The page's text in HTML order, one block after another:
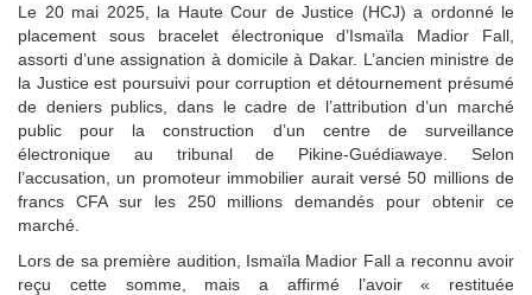
Le 20 mai 2025, la Haute Cour de Justice (HCJ) a ordonné le
placement sous bracelet électronique d’Ismaïla Madior Fall,
assorti d’une assignation à domicile à Dakar. L’ancien ministre de
la Justice est poursuivi pour corruption et détournement présumé
de deniers publics, dans le cadre de l’attribution d’un marché
public pour la construction d’un centre de surveillance
électronique au tribunal de Pikine‑Guédiawaye. Selon
l’accusation, un promoteur immobilier aurait versé 50 millions de
francs CFA sur les 250 millions demandés pour obtenir ce
marché.
Lors de sa première audition, Ismaïla Madior Fall a reconnu avoir
reçu cette somme, mais a affirmé l’avoir « restituée